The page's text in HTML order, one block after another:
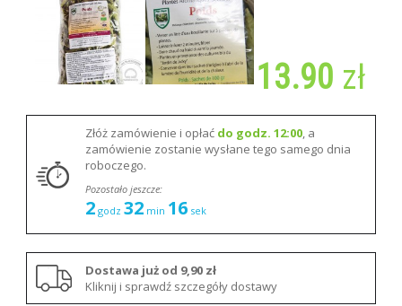
13.90 zł
Złóż zamówienie i opłać do godz. 12:00, a
zamówienie zostanie wysłane tego samego dnia
roboczego.
Pozostało jeszcze:
2godz 32min 16sek
Dostawa już od 9,90 zł
Kliknij i sprawdź szczegóły dostawy